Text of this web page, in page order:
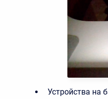
Устройства на